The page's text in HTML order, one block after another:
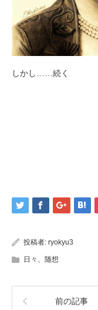
しかし……続く
投稿者: ryokyu3
日々、随想
前の記事